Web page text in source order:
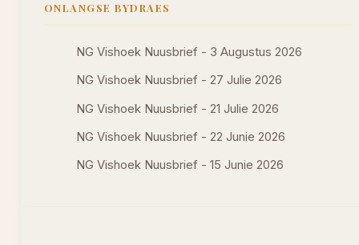
ONLANGSE BYDRAES
NG Vishoek Nuusbrief - 3 Augustus 2026
NG Vishoek Nuusbrief - 27 Julie 2026
NG Vishoek Nuusbrief - 21 Julie 2026
NG Vishoek Nuusbrief - 22 Junie 2026
NG Vishoek Nuusbrief - 15 Junie 2026